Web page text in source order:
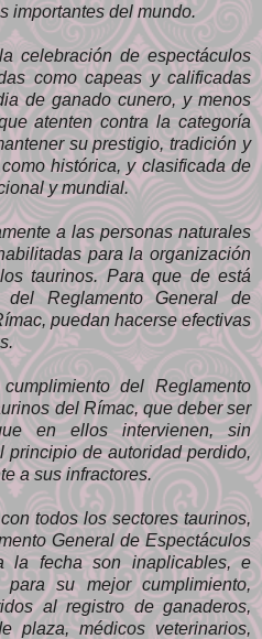
importantes del mundo.
celebración de espectáculos
como capeas y calificadas
de ganado cunero, y menos
atenten contra la categoría
su prestigio, tradición y
histórica, y clasificada de
y mundial.
a las personas naturales
para la organización
taurinos. Para que de está
Reglamento General de
puedan hacerse efectivas
del Reglamento
del Rímac, que deber ser
en ellos intervienen, sin
principio de autoridad perdido,
a sus infractores.
todos los sectores taurinos,
General de Espectáculos
la fecha son inaplicables, e
para su mejor cumplimiento,
al registro de ganaderos,
plaza, médicos veterinarios,